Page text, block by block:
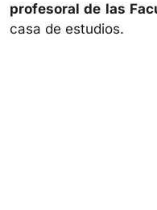
profesoral de las
casa de estudios.